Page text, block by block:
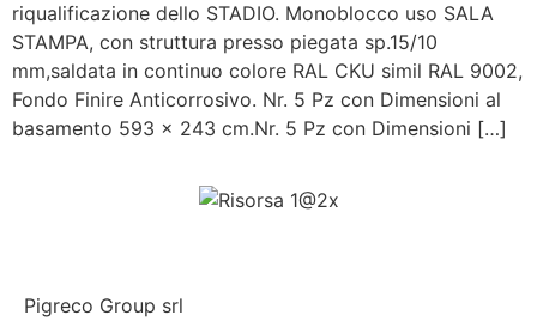
riqualificazione dello STADIO. Monoblocco uso SALA
STAMPA, con struttura presso piegata sp.15/10
mm,saldata in continuo colore RAL CKU simil RAL 9002,
Fondo Finire Anticorrosivo. Nr. 5 Pz con Dimensioni al
basamento 593 x 243 cm.Nr. 5 Pz con Dimensioni […]
Pigreco Group srl